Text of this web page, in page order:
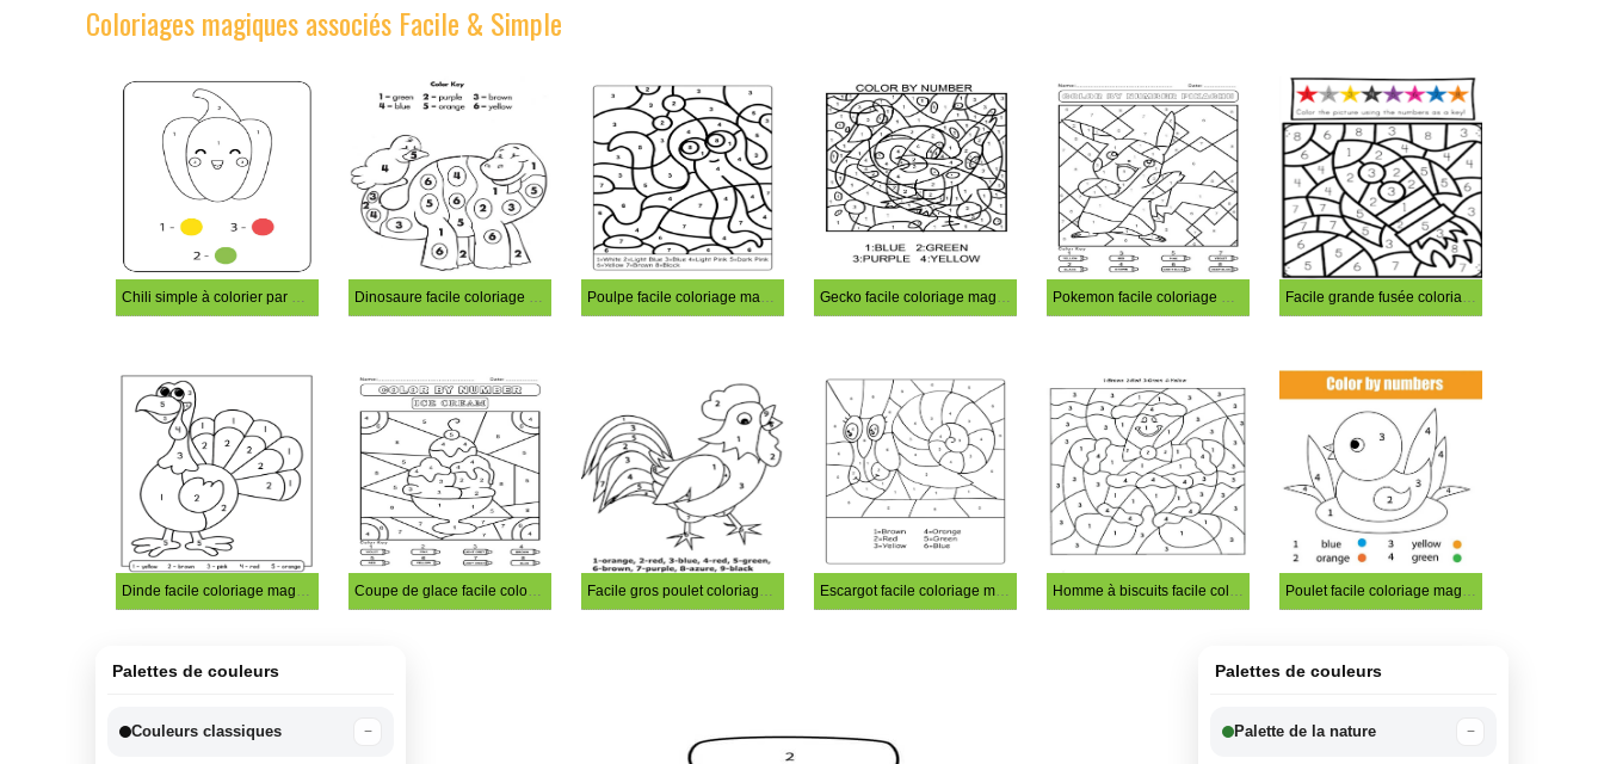
Coloriages magiques associés Facile & Simple
Chili simple à colorier par numéro Dinosaure facile coloriage magique Poulpe facile coloriage magique Gecko facile coloriage magique Pokemon facile coloriage magique Facile grande fusée coloriage magique
Dinde facile coloriage magique Coupe de glace facile coloriage magique Facile gros poulet coloriage magique Escargot facile coloriage magique Homme à biscuits facile coloriage magique Poulet facile coloriage magique
Palettes de couleurs
Couleurs classiques −
Palettes de couleurs
Palette de la nature −